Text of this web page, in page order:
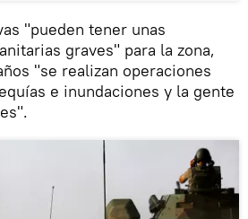
"pueden tener unas
graves" para la zona,
"se realizan operaciones
e inundaciones y la gente